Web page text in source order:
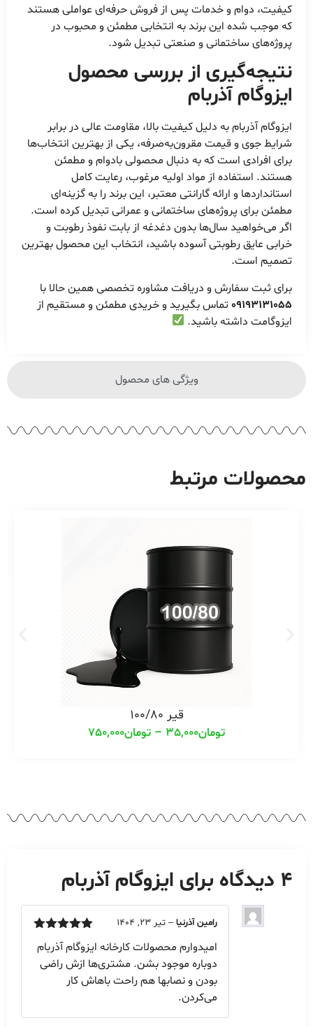
ویژگی های محصول
کیفیت، دوام و خدمات پس از فروش حرفه‌ای عواملی هستند
که موجب شده این برند به انتخابی مطمئن و محبوب در
پروژه‌های ساختمانی و صنعتی تبدیل شود.
نتیجه‌گیری از بررسی محصول
ایزوگام آذربام
ایزوگام آذربام به دلیل کیفیت بالا، مقاومت عالی در برابر
شرایط جوی و قیمت مقرون‌به‌صرفه، یکی از بهترین انتخاب‌ها
برای افرادی است که به دنبال محصولی بادوام و مطمئن
هستند. استفاده از مواد اولیه مرغوب، رعایت کامل
استانداردها و ارائه گارانتی معتبر، این برند را به گزینه‌ای
مطمئن برای پروژه‌های ساختمانی و عمرانی تبدیل کرده است.
اگر می‌خواهید سال‌ها بدون دغدغه از بابت نفوذ رطوبت و
خرابی عایق رطوبتی آسوده باشید، انتخاب این محصول بهترین
تصمیم است.
برای ثبت سفارش و دریافت مشاوره تخصصی همین حالا با
09193131055تماس بگیرید و خریدی مطمئن و مستقیم از
ایزوگامت داشته باشید.
محصولات مرتبط
قیر 100/80
تومان35,000
– تومان750,000
4 دیدگاه برای ایزوگام آذربام
امتیاز
5
رامین آذرنیا– تیر 23, 1404
امیدوارم محصولات کارخانه ایزوگام آذربام
دوباره موجود بشن. مشتری‌ها ازش راضی
بودن و نصابها هم راحت باهاش کار
می‌کردن.